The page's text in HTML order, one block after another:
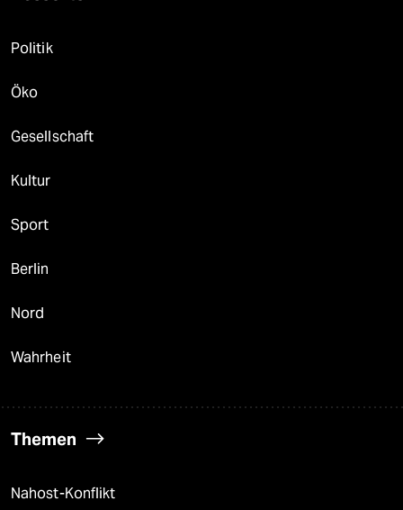
Politik
Öko
Gesellschaft
Kultur
Sport
Berlin
Nord
Wahrheit
Themen
Nahost-Konflikt